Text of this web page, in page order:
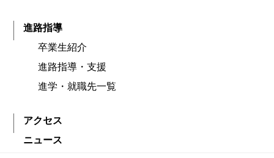
進路指導
卒業生紹介
進路指導・支援
進学・就職先一覧
アクセス
ニュース